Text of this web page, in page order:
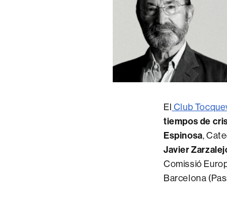
El Club
tiempos de
Espinosa,
Javier
Comissió
Barcelona